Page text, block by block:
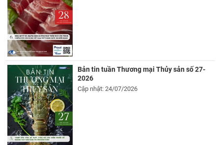
Bản tin tuần Thương mại Thủy sản số 27-
2026
Cập nhật: 24/07/2026